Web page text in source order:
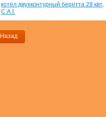
котел двухконтурный беретта 28 квт
C.A.I.
Назад